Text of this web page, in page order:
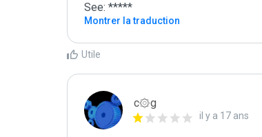
See: *****
Montrer la traduction
Utile
c۞g
il y a 17 ans